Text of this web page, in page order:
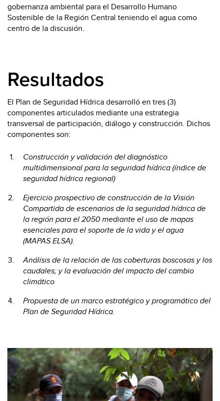
gobernanza ambiental para el Desarrollo Humano
Sostenible de la Región Central teniendo el agua como
centro de la discusión.
Resultados
El Plan de Seguridad Hídrica desarrolló en tres (3)
componentes articulados mediante una estrategia
transversal de participación, diálogo y construcción. Dichos
componentes son:
Construcción y validación del diagnóstico
multidimensional para la seguridad hídrica (índice de
seguridad hídrica regional)
Ejercicio prospectivo de construcción de la Visión
Compartida de escenarios de la seguridad hídrica de
la región para el 2050 mediante el uso de mapas
esenciales para el soporte de la vida y el agua
(MAPAS ELSA).
Análisis de la relación de las coberturas boscosas y los
caudales; y la evaluación del impacto del cambio
climático
Propuesta de un marco estratégico y programático del
Plan de Seguridad Hídrica.